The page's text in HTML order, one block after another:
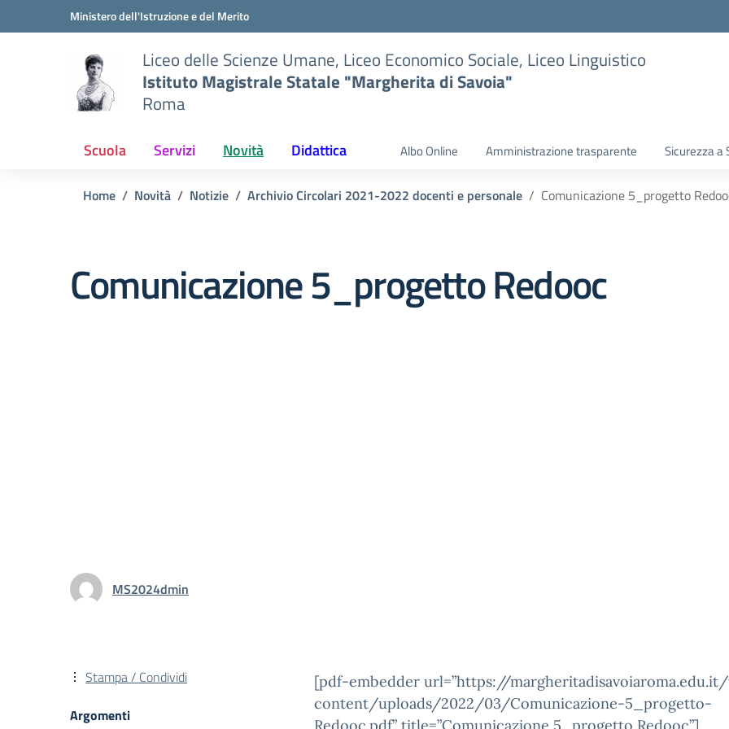
Vai ai contenuti
Vai al menu di navigazioneMinistero dell'Istruzione e del Merito
Liceo delle Scienze Umane, Liceo Economico Sociale, Liceo Linguistico
Istituto Magistrale Statale "Margherita di Savoia"
Roma
Scuola Servizi Novità Didattica Albo Online Amministrazione trasparente Sicurezza a
Home Novità Notizie Archivio Circolari 2021-2022 docenti e personale Comunicazione 5_progetto
Comunicazione 5_progetto Redooc
MS2024dmin
[pdf-embedder url=”https://
content/uploads/2022/03/Comunicazione-5_progetto-
Stampa / Condividi
Argomenti